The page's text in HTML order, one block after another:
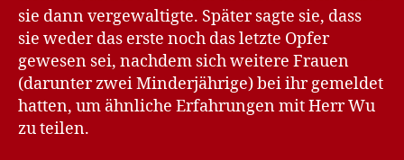
sie dann vergewaltigte. Später sagte sie, dass
sie weder das erste noch das letzte Opfer
gewesen sei, nachdem sich weitere Frauen
(darunter zwei Minderjährige) bei ihr gemeldet
hatten, um ähnliche Erfahrungen mit Herr Wu
zu teilen.